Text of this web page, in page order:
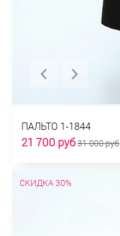
ПАЛЬТО 1-1844
21 700 руб31 000 руб
СКИДКА 30%